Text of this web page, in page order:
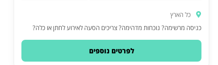
כל הארץ
כניסה מרשימה? נוכחות מדהימה? צריכים הסעה לאירוע לחתן או כלה?
לפרטים נוספים